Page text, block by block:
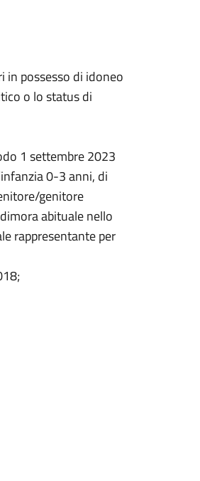
possesso di idoneo
o lo status di
1 settembre 2023
0-3 anni, di
genitore
abituale nello
rappresentante per